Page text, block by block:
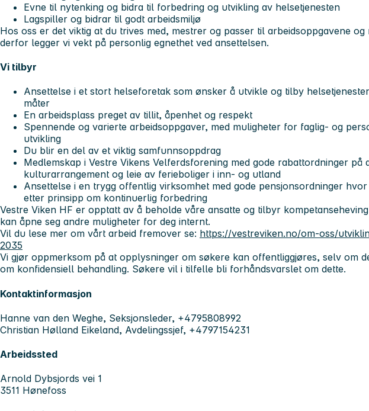
Evne til nytenking og bidra til forbedring og utvikling av helsetjenesten
Lagspiller og bidrar til godt arbeidsmiljø
Hos oss er det viktig at du trives med, mestrer og passer til arbeidsoppgavene og
derfor legger vi vekt på personlig egnethet ved ansettelsen.
Vi tilbyr
Ansettelse i et stort helseforetak som ønsker å utvikle og tilby
måter
En arbeidsplass preget av tillit, åpenhet og respekt
Spennende og varierte arbeidsoppgaver, med muligheter for faglig- og
utvikling
Du blir en del av et viktig samfunnsoppdrag
Medlemskap i Vestre Vikens Velferdsforening med gode rabattordninger på
kulturarrangement og leie av ferieboliger i inn- og utland
Ansettelse i en trygg offentlig virksomhet med gode pensjonsordninger
etter prinsipp om kontinuerlig forbedring
Vestre Viken HF er opptatt av å beholde våre ansatte og tilbyr
kan åpne seg andre muligheter for deg internt.
Vil du lese mer om vårt arbeid fremover se: https://vestreviken.no/om-oss/
2035
Vi gjør oppmerksom på at opplysninger om søkere kan offentliggjøres, selv om
om konfidensiell behandling. Søkere vil i tilfelle bli forhåndsvarslet om dette.
Kontaktinformasjon
Hanne van den Weghe, Seksjonsleder, +4795808992
Christian Hølland Eikeland, Avdelingssjef, +4797154231
Arbeidssted
Arnold Dybsjords vei 1
3511 Hønefoss